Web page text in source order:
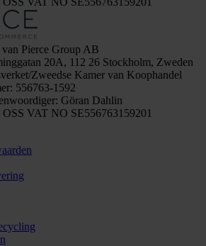
Pierce Group AB
20A, 112 26 Stockholm, Zweden
Zweedse Kamer van Koophandel
556763-1592
Göran Dahlin
VAT NO SE556763159201